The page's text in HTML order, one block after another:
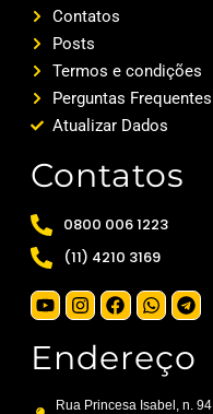
Contatos
Posts
Termos e condições
Perguntas Frequentes
Atualizar Dados
Contatos
0800 006 1223
(11) 4210 3169
Endereço
Rua Princesa Isabel, n.